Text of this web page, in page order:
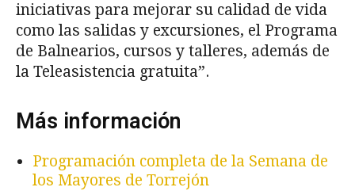
iniciativas para mejorar su calidad de vida
como las salidas y excursiones, el Programa
de Balnearios, cursos y talleres, además de
la Teleasistencia gratuita”.
Más información
Programación completa de la Semana de
los Mayores de Torrejón